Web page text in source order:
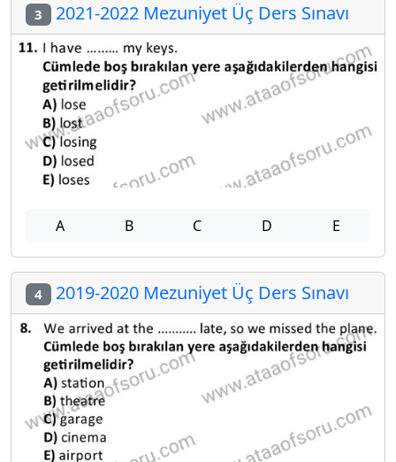
3 2021-2022 Mezuniyet Üç Ders Sınavı
A B C D E
4 2019-2020 Mezuniyet Üç Ders Sınavı